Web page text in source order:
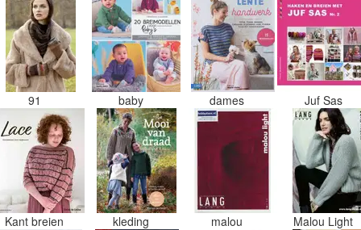
91 baby dames Juf Sas
Kant breien kleding malou Malou Light